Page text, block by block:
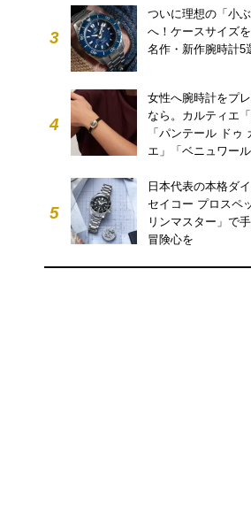
3
ついに理想の「小
へ！ケースサイズ
名作・新作腕時計5
4
女性へ腕時計をプ
なら。カルティエ「
「パンテール ドゥ
エ」「ベニュワー
5
日本代表の本格ダ
セイコー プロスペ
リンマスター」で
冒険心を